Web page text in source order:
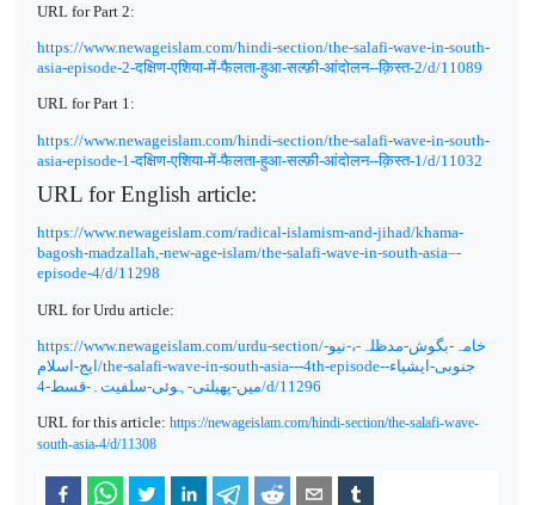
URL for Part 2:
https://www.newageislam.com/hindi-section/the-salafi-wave-in-south-
asia-episode-2-दक्षिण-एशिया-में-फैलता-हुआ-सल्फ़ी-आंदोलन--क़िस्त-2/d/11089
URL for Part 1:
https://www.newageislam.com/hindi-section/the-salafi-wave-in-south-
asia-episode-1-दक्षिण-एशिया-में-फैलता-हुआ-सल्फ़ी-आंदोलन--क़िस्त-1/d/11032
URL for English article:
https://www.newageislam.com/radical-islamism-and-jihad/khama-
bagosh-madzallah,-new-age-islam/the-salafi-wave-in-south-asia–-
episode-4/d/11298
URL for Urdu article:
https://www.newageislam.com/urdu-section/خامہ-بگوش-مدظلہ-،-نیو-
ایج-اسلام/the-salafi-wave-in-south-asia---4th-episode-جنوبی-ایشیاء-
میں-پھیلتی-ہوئی-سلفیت۔-قسط-4/d/11296
URL for this article: https://newageislam.com/hindi-section/the-salafi-wave-
south-asia-4/d/11308